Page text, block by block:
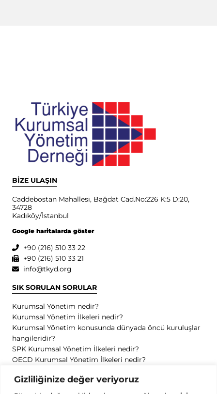
Gizliliğinize değer veriyoruz
BİZE ULAŞIN
Caddebostan Mahallesi, Bağdat Cad.No:226 K:5 D:20,
34728
Kadıköy/İstanbul
Google haritalarda göster
+90 (216) 510 33 22
+90 (216) 510 33 21
info@tkyd.org
SIK SORULAN SORULAR
Kurumsal Yönetim nedir?
Kurumsal Yönetim İlkeleri nedir?
Kurumsal Yönetim konusunda dünyada öncü kuruluşlar
hangileridir?
SPK Kurumsal Yönetim İlkeleri nedir?
OECD Kurumsal Yönetim İlkeleri nedir?
GİZLİLİK